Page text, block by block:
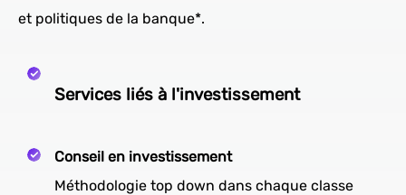
et politiques de la banque*.
Services liés à l'investissement
Conseil en investissement
Méthodologie top down dans chaque classe